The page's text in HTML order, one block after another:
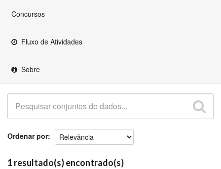
Concursos
Fluxo de Atividades
Sobre
Ordenar por
1 resultado(s) encontrado(s)